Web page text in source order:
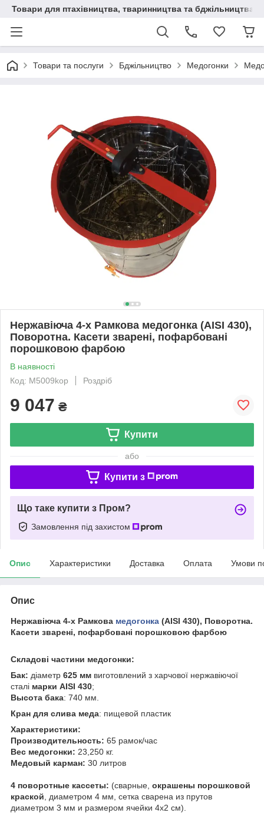
Товари для птахівництва, тваринництва та бджільництва
Товари та послуги Бджільництво Медогонки
Нержавіюча 4-х Рамкова медогонка (AISI 430),
Поворотна. Касети зварені, пофарбовані
порошковою фарбою
В наявності
Код: М5009kop
Роздріб
9 047 ₴
Купити
або
Купити з
Що таке купити з Пром?
Замовлення під захистом
Опис Характеристики Доставка Оплата Умови
Опис
Нержавіюча 4-х Рамкова медогонка (AISI 430), Поворотна.
Касети зварені, пофарбовані порошковою фарбою
Складові частини медогонки:
Бак: діаметр 625 мм виготовлений з харчової нержавіючої
сталі марки AISI 430;
Высота бака: 740 мм.
Кран для слива меда: пищевой пластик
Характеристики:
Производительность: 65 рамок/час
Вес медогонки: 23,250 кг.
Медовый карман: 30 литров
4 поворотные кассеты: (сварные, окрашены порошковой
краской , диаметром 4 мм, сетка сварена из прутов
диаметром 3 мм и размером ячейки 4х2 см).